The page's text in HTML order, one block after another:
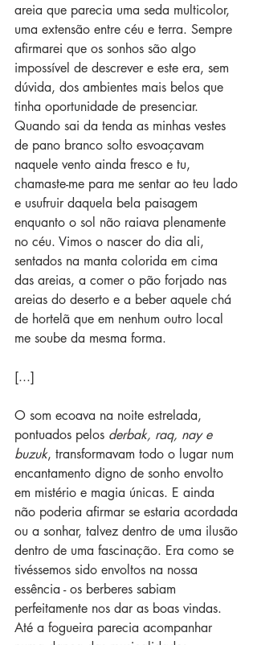
areia que parecia uma seda multicolor,
uma extensão entre céu e terra. Sempre
afirmarei que os sonhos são algo
impossível de descrever e este era, sem
dúvida, dos ambientes mais belos que
tinha oportunidade de presenciar.
Quando sai da tenda as minhas vestes
de pano branco solto esvoaçavam
naquele vento ainda fresco e tu,
chamaste-me para me sentar ao teu lado
e usufruir daquela bela paisagem
enquanto o sol não raiava plenamente
no céu. Vimos o nascer do dia ali,
sentados na manta colorida em cima
das areias, a comer o pão forjado nas
areias do deserto e a beber aquele chá
de hortelã que em nenhum outro local
me soube da mesma forma.
[...]
O som ecoava na noite estrelada,
pontuados pelos derbak, raq, nay e
buzuk, transformavam todo o lugar num
encantamento digno de sonho envolto
em mistério e magia únicas. E ainda
não poderia afirmar se estaria acordada
ou a sonhar, talvez dentro de uma ilusão
dentro de uma fascinação. Era como se
tivéssemos sido envoltos na nossa
essência - os berberes sabiam
perfeitamente nos dar as boas vindas.
Até a fogueira parecia acompanhar